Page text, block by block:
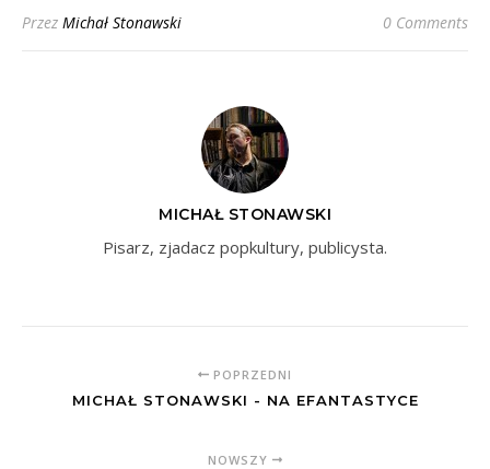
Przez Michał Stonawski 0 Comments
MICHAŁ STONAWSKI
Pisarz, zjadacz popkultury, publicysta.
POPRZEDNI
MICHAŁ STONAWSKI - NA EFANTASTYCE
NOWSZY